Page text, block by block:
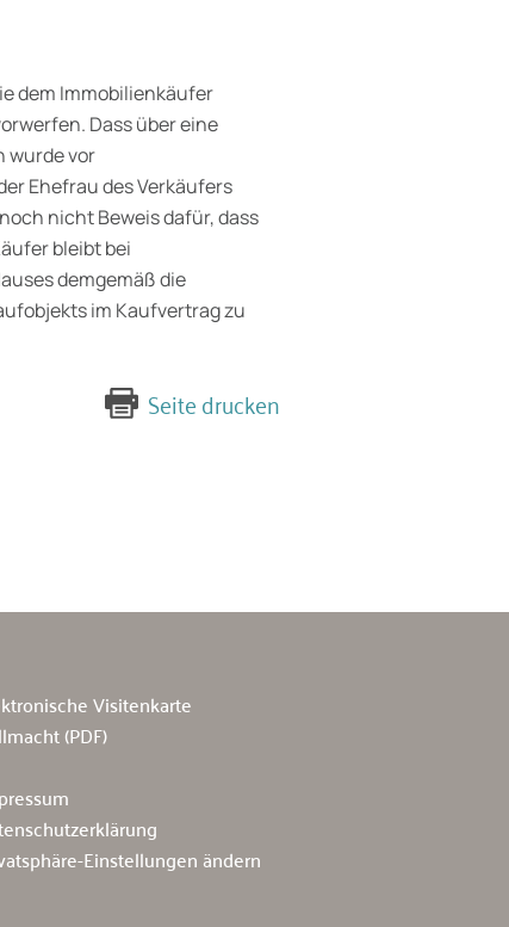
dem Immobilienkäufer
Dass über eine
wurde vor
Ehefrau des Verkäufers
nicht Beweis dafür, dass
bleibt bei
demgemäß die
im Kaufvertrag zu
Seite drucken
Visitenkarte
(PDF)
Einstellungen ändern